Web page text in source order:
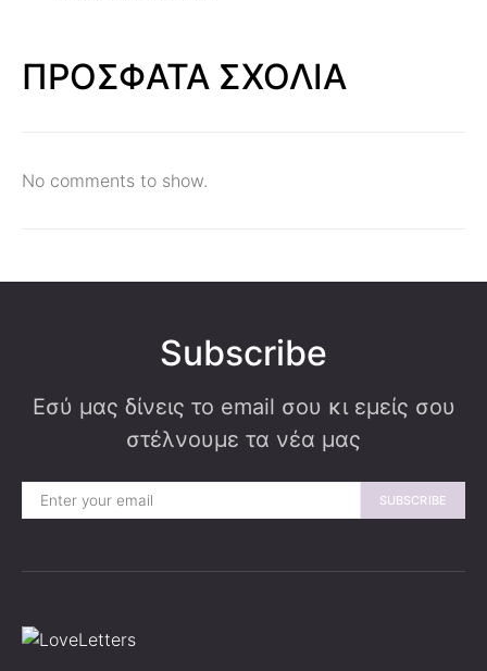
ΠΡΟΣΦΑΤΑ ΣΧΟΛΙΑ
No comments to show.
Subscribe
Εσύ μας δίνεις το email σου κι εμείς σου
στέλνουμε τα νέα μας
SUBSCRIBE